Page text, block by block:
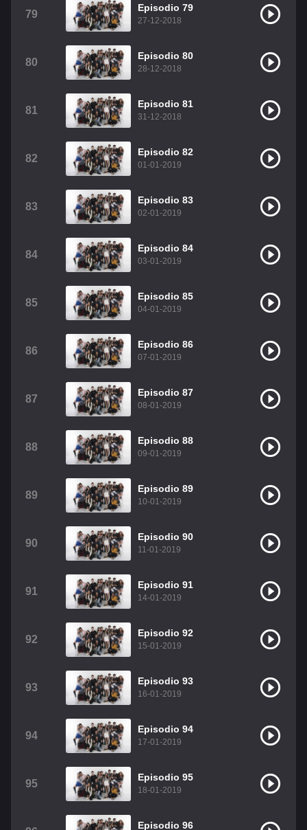
79
Episodio 79
27-12-2018
80
Episodio 80
28-12-2018
81
Episodio 81
31-12-2018
82
Episodio 82
01-01-2019
83
Episodio 83
02-01-2019
84
Episodio 84
03-01-2019
85
Episodio 85
04-01-2019
86
Episodio 86
07-01-2019
87
Episodio 87
08-01-2019
88
Episodio 88
09-01-2019
89
Episodio 89
10-01-2019
90
Episodio 90
11-01-2019
91
Episodio 91
14-01-2019
92
Episodio 92
15-01-2019
93
Episodio 93
16-01-2019
94
Episodio 94
17-01-2019
95
Episodio 95
18-01-2019
Episodio 96